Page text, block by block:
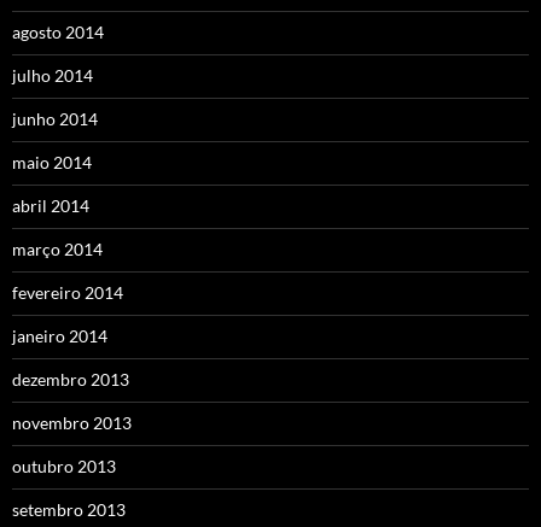
agosto 2014
julho 2014
junho 2014
maio 2014
abril 2014
março 2014
fevereiro 2014
janeiro 2014
dezembro 2013
novembro 2013
outubro 2013
setembro 2013